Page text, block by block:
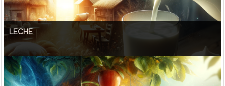
LECHE